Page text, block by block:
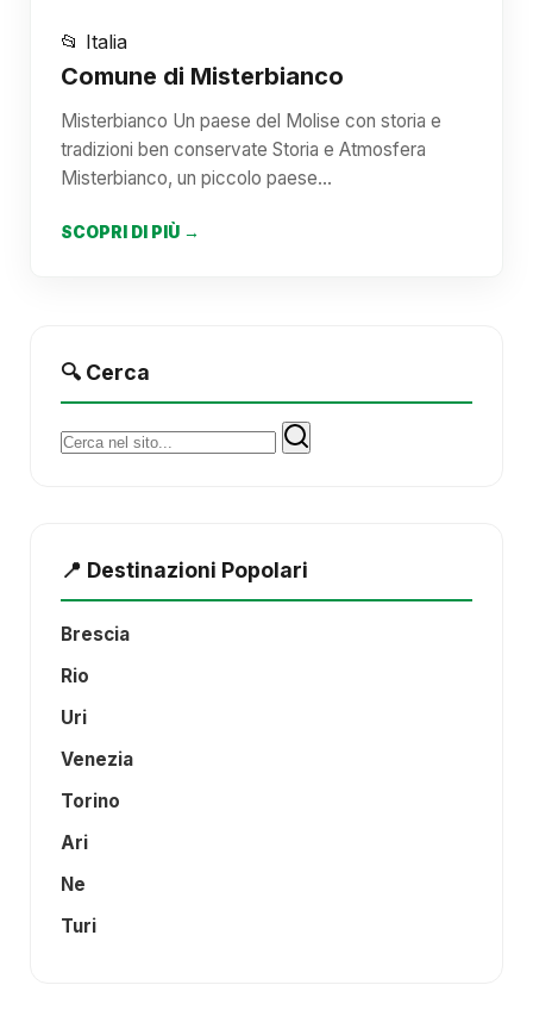
📂 Italia
Comune di Misterbianco
Misterbianco Un paese del Molise con storia e
tradizioni ben conservate Storia e Atmosfera
Misterbianco, un piccolo paese…
SCOPRI DI PIÙ →
🔍 Cerca
Cerca:
📍 Destinazioni Popolari
Brescia
Rio
Uri
Venezia
Torino
Ari
Ne
Turi